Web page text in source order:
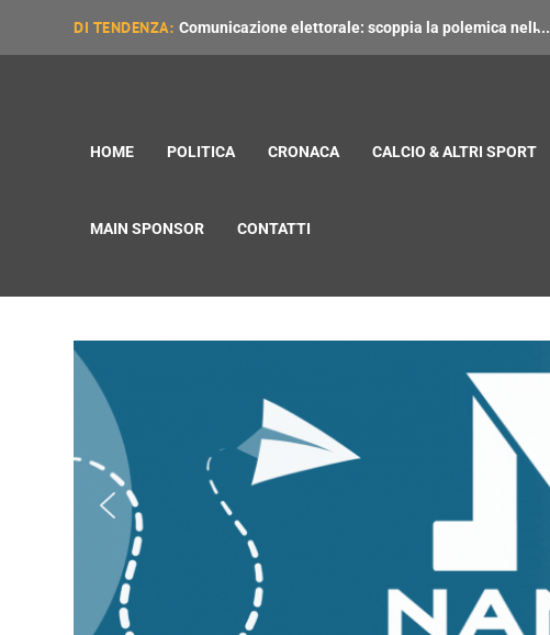
DI TENDENZA: Comunicazione elettorale: scoppia la polemica nell̵...
HOME POLITICA CRONACA CALCIO & ALTRI SPORT
MAIN SPONSOR CONTATTI